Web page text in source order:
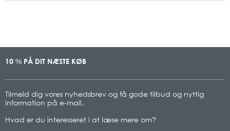
10 % PÅ DIT NÆSTE KØB
Tilmeld dig vores nyhedsbrev og få gode tilbud og nyttig
information på e-mail.
Hvad er du interesseret i at læse mere om?